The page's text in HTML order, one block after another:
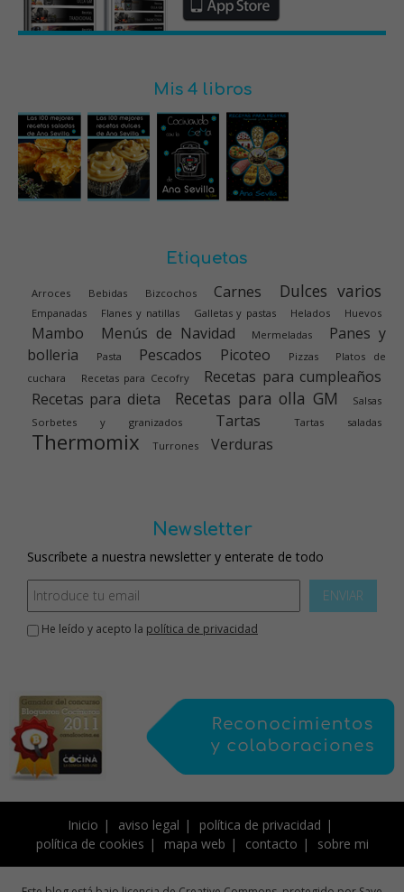
Mis 4 libros
Etiquetas
Arroces Bebidas Bizcochos Carnes Dulces varios
Empanadas Flanes y natillas Galletas y pastas Helados Huevos
Mambo Menús de Navidad Mermeladas
Panes y
bolleria
Pasta Pescados Picoteo Pizzas
Platos de
cuchara
Recetas para Cecofry
Recetas para cumpleaños
Recetas para dieta
Recetas para olla GM
Salsas
Sorbetes y granizados
Tartas Tartas saladas
Thermomix Turrones Verduras
Newsletter
Suscríbete a nuestra newsletter y enterate de todo
ENVIAR
He leído y acepto la política de privacidad
Inicio aviso legal
política de privacidad
política de cookies
mapa web contacto sobre mi